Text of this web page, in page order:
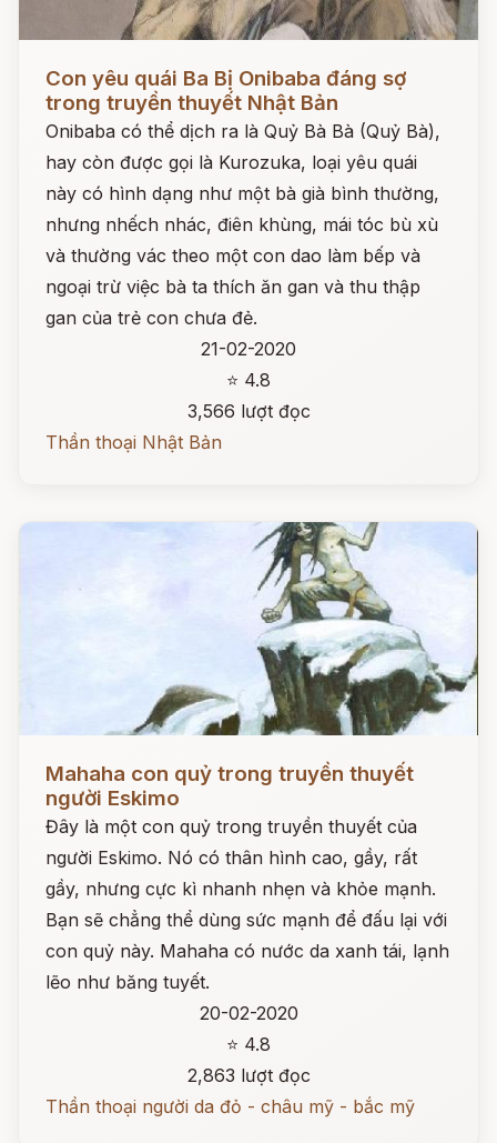
Con yêu quái Ba Bị Onibaba đáng sợ
trong truyền thuyết Nhật Bản
Onibaba có thể dịch ra là Quỷ Bà Bà (Quỷ Bà),
hay còn được gọi là Kurozuka, loại yêu quái
này có hình dạng như một bà già bình thường,
nhưng nhếch nhác, điên khùng, mái tóc bù xù
và thường vác theo một con dao làm bếp và
ngoại trừ việc bà ta thích ăn gan và thu thập
gan của trẻ con chưa đẻ.
21-02-2020
⭐ 4.8
3,566 lượt đọc
Thần thoại Nhật Bản
Mahaha con quỷ trong truyền thuyết
người Eskimo
Đây là một con quỷ trong truyền thuyết của
người Eskimo. Nó có thân hình cao, gầy, rất
gầy, nhưng cực kì nhanh nhẹn và khỏe mạnh.
Bạn sẽ chẳng thể dùng sức mạnh để đấu lại với
con quỷ này. Mahaha có nước da xanh tái, lạnh
lẽo như băng tuyết.
20-02-2020
⭐ 4.8
2,863 lượt đọc
Thần thoại người da đỏ - châu mỹ - bắc mỹ